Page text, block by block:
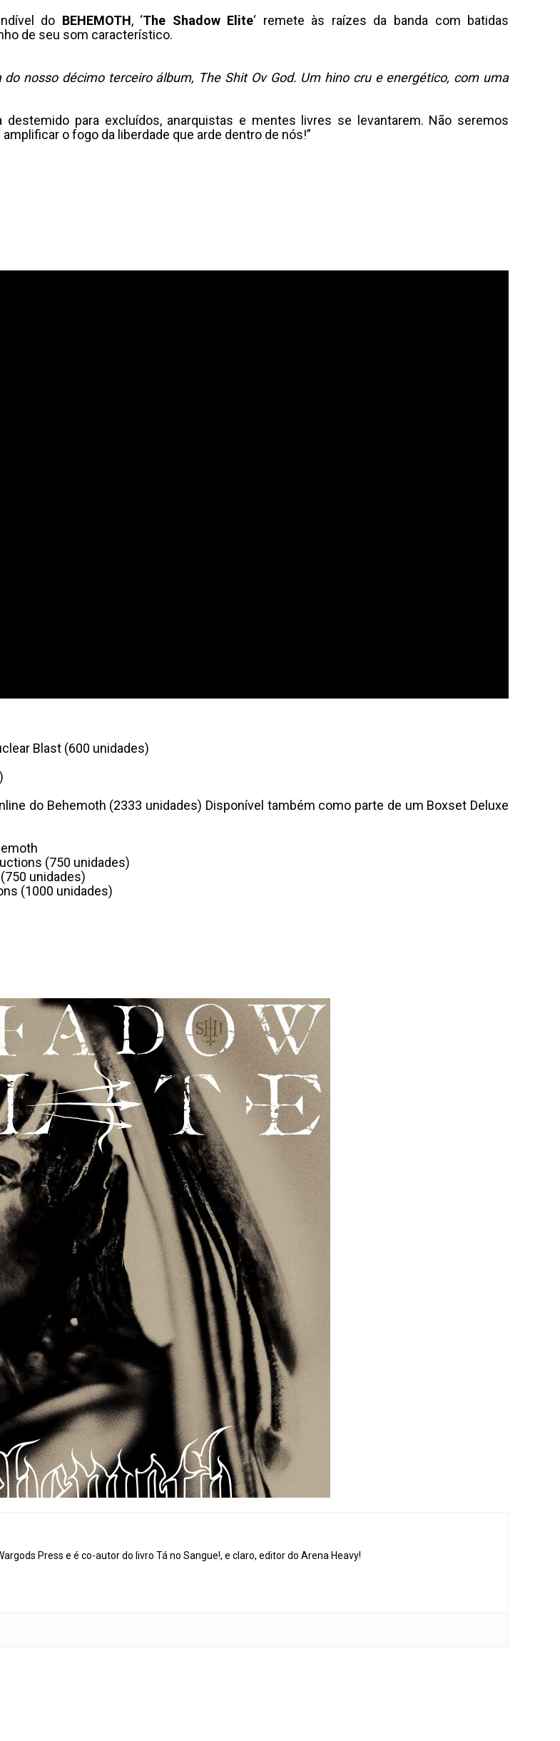
do BEHEMOTH, ‘The Shadow Elite‘ remete às raízes da banda com batidas
de seu som característico.
do nosso décimo terceiro álbum, The Shit Ov God. Um hino cru e energético, com uma
para excluídos, anarquistas e mentes livres se levantarem. Não seremos
o fogo da liberdade que arde dentro de nós!”
Blast (600 unidades)
do Behemoth (2333 unidades) Disponível também como parte de um Boxset Deluxe
(750 unidades)
unidades)
(1000 unidades)
Press e é co-autor do livro Tá no Sangue!, e claro, editor do Arena Heavy!